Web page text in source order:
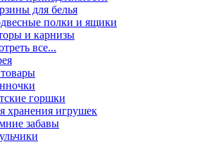
для белья
полки и ящики
и карнизы
все...
горшки
хранения игрушек
забавы